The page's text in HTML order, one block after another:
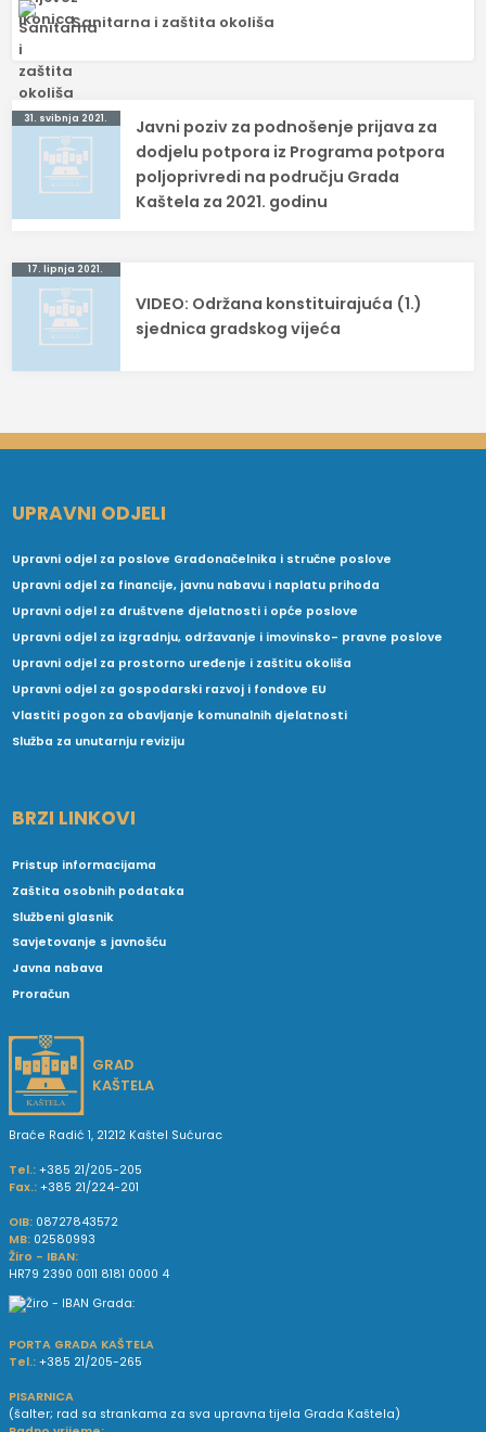
Sanitarna i zaštita okoliša
Navigacija
objava
31. svibnja 2021.
Javni poziv za podnošenje prijava za
dodjelu potpora iz Programa potpora
poljoprivredi na području Grada
Kaštela za 2021. godinu
17. lipnja 2021.
VIDEO: Održana konstituirajuća (1.)
sjednica gradskog vijeća
UPRAVNI ODJELI
Upravni odjel za poslove Gradonačelnika i stručne poslove
Upravni odjel za financije, javnu nabavu i naplatu prihoda
Upravni odjel za društvene djelatnosti i opće poslove
Upravni odjel za izgradnju, održavanje i imovinsko- pravne poslove
Upravni odjel za prostorno uređenje i zaštitu okoliša
Upravni odjel za gospodarski razvoj i fondove EU
Vlastiti pogon za obavljanje komunalnih djelatnosti
Služba za unutarnju reviziju
BRZI LINKOVI
Pristup informacijama
Zaštita osobnih podataka
Službeni glasnik
Savjetovanje s javnošću
Javna nabava
Proračun
GRAD
KAŠTELA
Braće Radić 1, 21212 Kaštel Sućurac
Tel.: +385 21/205-205
Fax.: +385 21/224-201
OIB: 08727843572
MB: 02580993
Žiro - IBAN:
HR79 2390 0011 8181 0000 4
PORTA GRADA KAŠTELA
Tel.: +385 21/205-265
PISARNICA
(šalter; rad sa strankama za sva upravna tijela Grada Kaštela)